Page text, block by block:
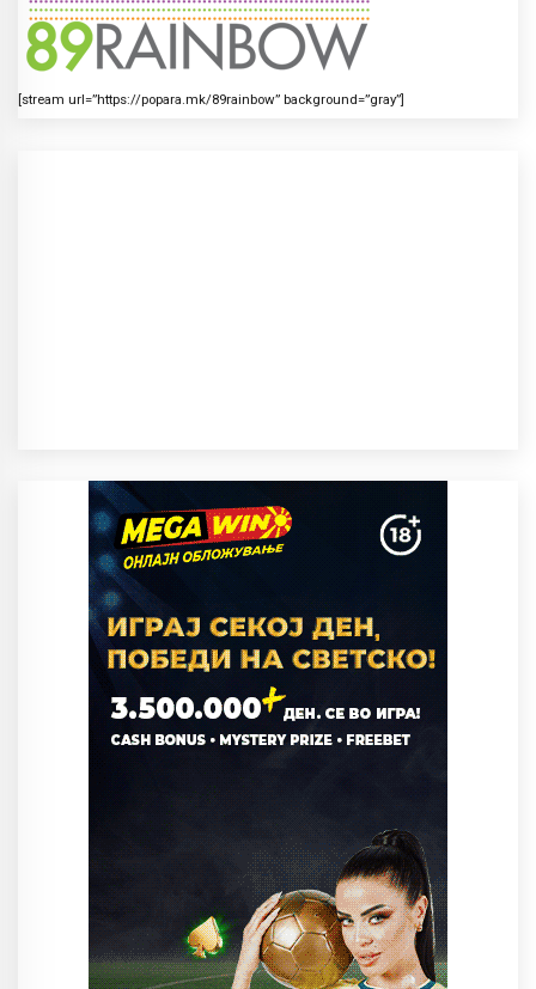
[stream url=”https://popara.mk/89rainbow” background=”gray”]